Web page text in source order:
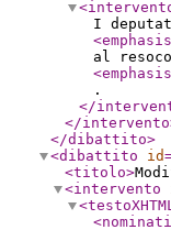
I
<emphasis
al
<emphasis
.
</
</intervento
</dibattito>
<dibattito
id
<titolo>
<intervento